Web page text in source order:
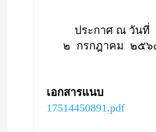
ประกาศ ณ วันที่
๒ กรกฎาคม ๒๕๖
เอกสารแนบ
17514450891.pdf